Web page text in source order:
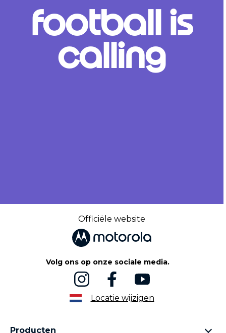
Officiële website
Volg ons op onze sociale media.
Locatie wijzigen
Producten